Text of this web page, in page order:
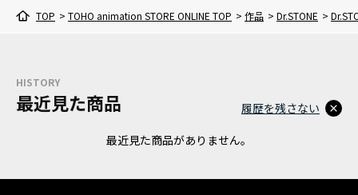
TOP > TOHO animation STORE ONLINE TOP > 作品 > Dr.STONE >
HISTORY
最近見た商品
最近見た商品がありません。
履歴を残さない